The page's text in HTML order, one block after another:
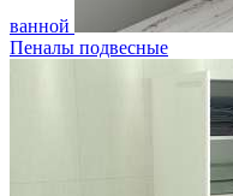
ванной
Пеналы подвесные